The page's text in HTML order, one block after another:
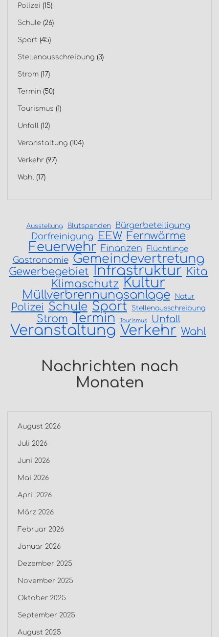
Polizei (15)
Schule (26)
Sport (45)
Stellenausschreibung (3)
Strom (17)
Termin (50)
Tourismus (1)
Unfall (12)
Veranstaltung (104)
Verkehr (97)
Wahl (17)
Ausstellung Blutspenden Bürgerbeteiligung
Dorfreinigung EEW Fernwärme
Feuerwehr Finanzen Flüchtlinge
Gastronomie Gemeindevertretung
Gewerbegebiet Infrastruktur Kita
Klimaschutz Kultur
Müllverbrennungsanlage Natur
Polizei Schule Sport Stellenausschreibung
Strom Termin Tourismus Unfall
Veranstaltung Verkehr Wahl
Nachrichten nach
Monaten
August 2026
Juli 2026
Juni 2026
Mai 2026
April 2026
März 2026
Februar 2026
Januar 2026
Dezember 2025
November 2025
Oktober 2025
September 2025
August 2025